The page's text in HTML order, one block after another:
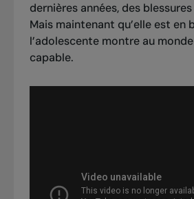
dernières années, des
Mais maintenant qu’elle est en
l’adolescente montre au
capable.